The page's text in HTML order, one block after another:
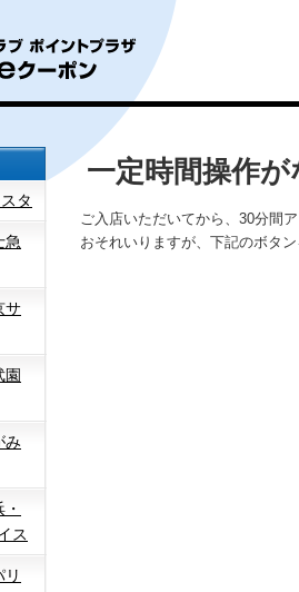
タ
急
サ
園
み
ス
リ
一定時間操作
ご入店いただいてから、30分間
おそれいりますが、下記のボタ